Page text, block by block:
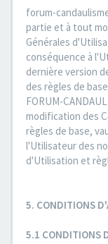
forum-
partie et à tout
Générales
conséquence à
dernière version
des règles de
FORUM-
modification des
règles de base,
l'Utilisateur des
d'Utilisation et
5. CONDITIONS
5.1 CONDITIONS